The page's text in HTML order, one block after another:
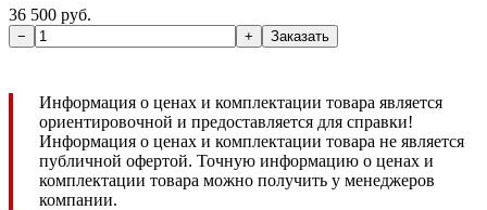
36 500 руб.
Информация о ценах и комплектации товара является
ориентировочной и предоставляется для справки!
Информация о ценах и комплектации товара не является
публичной офертой. Точную информацию о ценах и
комплектации товара можно получить у менеджеров
компании.